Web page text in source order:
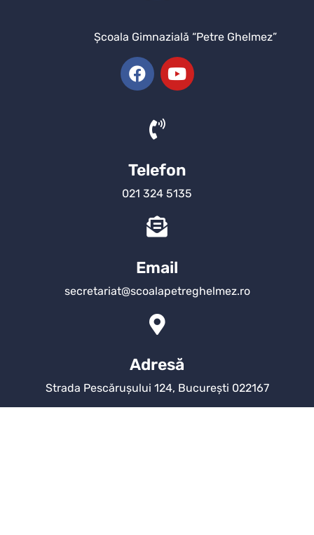
Şcoala Gimnazială “Petre Ghelmez”
Telefon
021 324 5135
Email
secretariat@scoalapetreghelmez.ro
Adresă
Strada Pescărușului 124, București 022167